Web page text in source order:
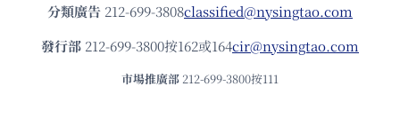
分類廣告 212-699-3808classified@nysingtao.com
發⾏部 212-699-3800按162或164cir@nysingtao.com
市場推廣部 212-699-3800按111